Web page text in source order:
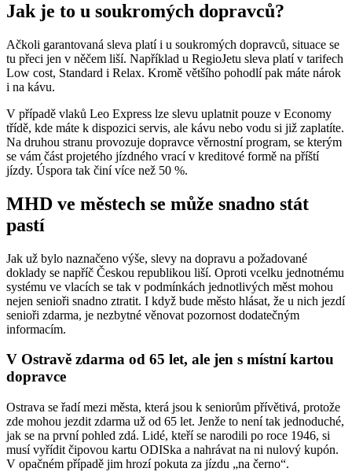
Jak je to u soukromých dopravců?
Ačkoli garantovaná sleva platí i u soukromých dopravců, situace se
tu přeci jen v něčem liší. Například u RegioJetu sleva platí v tarifech
Low cost, Standard i Relax. Kromě většího pohodlí pak máte nárok
i na kávu.
V případě vlaků Leo Express lze slevu uplatnit pouze v Economy
třídě, kde máte k dispozici servis, ale kávu nebo vodu si již zaplatíte.
Na druhou stranu provozuje dopravce věrnostní program, se kterým
se vám část projetého jízdného vrací v kreditové formě na příští
jízdy. Úspora tak činí více než 50 %.
MHD ve městech se může snadno stát
pastí
Jak už bylo naznačeno výše, slevy na dopravu a požadované
doklady se napříč Českou republikou liší. Oproti vcelku jednotnému
systému ve vlacích se tak v podmínkách jednotlivých měst mohou
nejen senioři snadno ztratit. I když bude město hlásat, že u nich jezdí
senioři zdarma, je nezbytné věnovat pozornost dodatečným
informacím.
V Ostravě zdarma od 65 let, ale jen s místní kartou
dopravce
Ostrava se řadí mezi města, která jsou k seniorům přívětivá, protože
zde mohou jezdit zdarma už od 65 let. Jenže to není tak jednoduché,
jak se na první pohled zdá. Lidé, kteří se narodili po roce 1946, si
musí vyřídit čipovou kartu ODISka a nahrávat na ni nulový kupón.
V opačném případě jim hrozí pokuta za jízdu „na černo“.